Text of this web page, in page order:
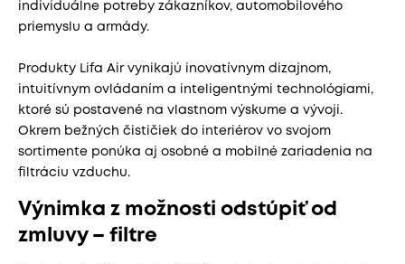
individuálne potreby zákazníkov, automobilového
priemyslu a armády.
Produkty Lifa Air vynikajú inovatívnym dizajnom,
intuitívnym ovládaním a inteligentnými technológiami,
ktoré sú postavené na vlastnom výskume a vývoji.
Okrem bežných čističiek do interiérov vo svojom
sortimente ponúka aj osobné a mobilné zariadenia na
filtráciu vzduchu.
Výnimka z možnosti odstúpiť od
zmluvy – filtre